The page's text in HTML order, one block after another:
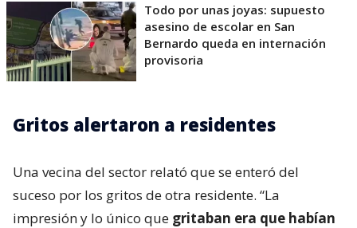
Todo por unas joyas: supuesto
asesino de escolar en San
Bernardo queda en internación
provisoria
Gritos alertaron a residentes
Una vecina del sector relató que se enteró del
suceso por los gritos de otra residente. “La
impresión y lo único que gritaban era que habían